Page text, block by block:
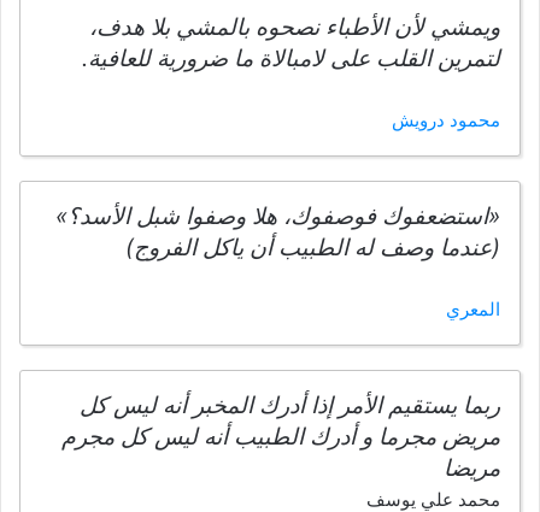
ويمشي لأن الأطباء نصحوه بالمشي بلا هدف،
لتمرين القلب على لامبالاة ما ضرورية للعافية.
محمود درويش
«استضعفوك فوصفوك، هلا وصفوا شبل الأسد؟»
(عندما وصف له الطبيب أن ياكل الفروج)
المعري
ربما يستقيم الأمر إذا أدرك المخبر أنه ليس كل
مريض مجرما و أدرك الطبيب أنه ليس كل مجرم
مريضا
محمد علي يوسف